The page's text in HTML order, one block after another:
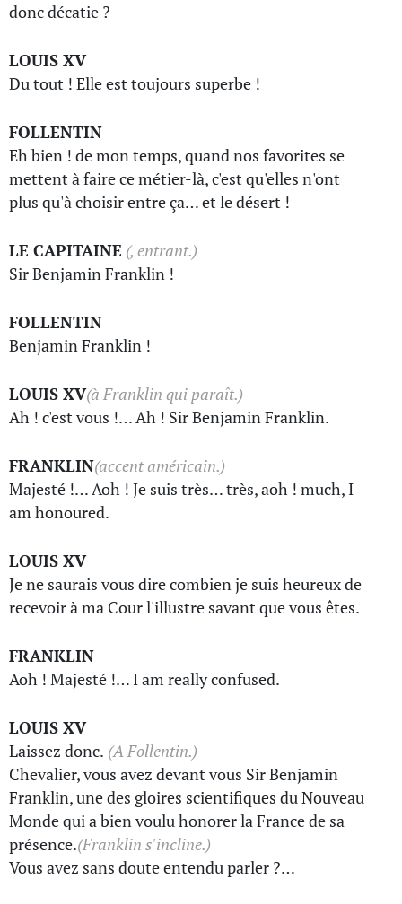
donc décatie ?
LOUIS XV
Du tout ! Elle est toujours superbe !
FOLLENTIN
Eh bien ! de mon temps, quand nos favorites se
mettent à faire ce métier-là, c'est qu'elles n'ont
plus qu'à choisir entre ça… et le désert !
LE CAPITAINE (, entrant.)
Sir Benjamin Franklin !
FOLLENTIN
Benjamin Franklin !
LOUIS XV(à Franklin qui paraît.)
Ah ! c'est vous !… Ah ! Sir Benjamin Franklin.
FRANKLIN(accent américain.)
Majesté !… Aoh ! Je suis très… très, aoh ! much, I
am honoured.
LOUIS XV
Je ne saurais vous dire combien je suis heureux de
recevoir à ma Cour l'illustre savant que vous êtes.
FRANKLIN
Aoh ! Majesté !… I am really confused.
LOUIS XV
Laissez donc. (A Follentin.)
Chevalier, vous avez devant vous Sir Benjamin
Franklin, une des gloires scientifiques du Nouveau
Monde qui a bien voulu honorer la France de sa
présence.(Franklin s'incline.)
Vous avez sans doute entendu parler ?…